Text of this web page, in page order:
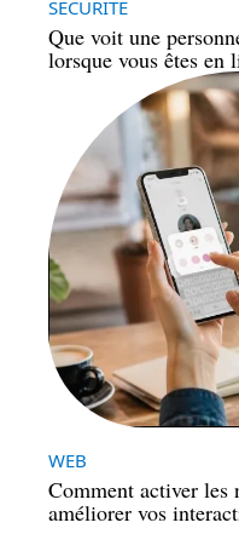
SÉCURITÉ
Que voit une
lorsque vous êtes en
WEB
Comment activer les
améliorer vos